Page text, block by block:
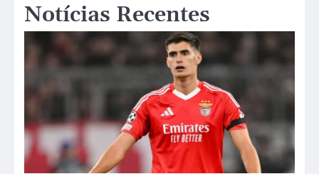
Notícias Recentes